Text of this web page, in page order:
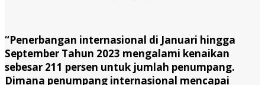
“Penerbangan internasional di Januari hingga
September Tahun 2023 mengalami kenaikan
sebesar 211 persen untuk jumlah penumpang.
Dimana penumpang internasional mencapai